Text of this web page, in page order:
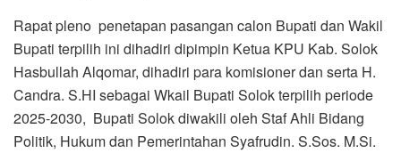
Rapat pleno penetapan pasangan calon Bupati dan Wakil
Bupati terpilih ini dihadiri dipimpin Ketua KPU Kab. Solok
Hasbullah Alqomar, dihadiri para komisioner dan serta H.
Candra. S.HI sebagai Wkail Bupati Solok terpilih periode
2025-2030, Bupati Solok diwakili oleh Staf Ahli Bidang
Politik, Hukum dan Pemerintahan Syafrudin. S.Sos. M.Si.